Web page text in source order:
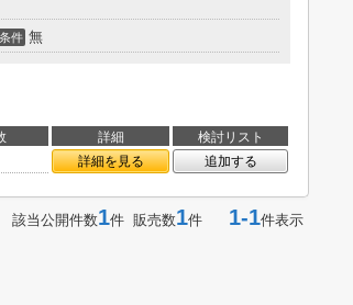
件 無
詳細
検討リスト
詳細を見る 追加する
該当公開件数1件 販売数1件 1-1件表示